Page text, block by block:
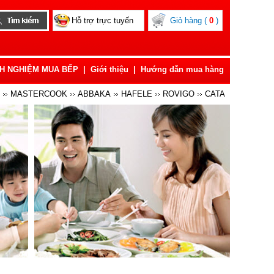
Giỏ hàng ( 0 )
Hỗ trợ trực tuyến
NGHIỆM MUA BẾP Giới thiệu Hướng dẫn mua hàng
MASTERCOOK ABBAKA HAFELE ROVIGO CATA